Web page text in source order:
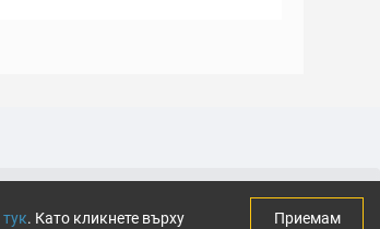
тук. Като кликнете върху Приемам